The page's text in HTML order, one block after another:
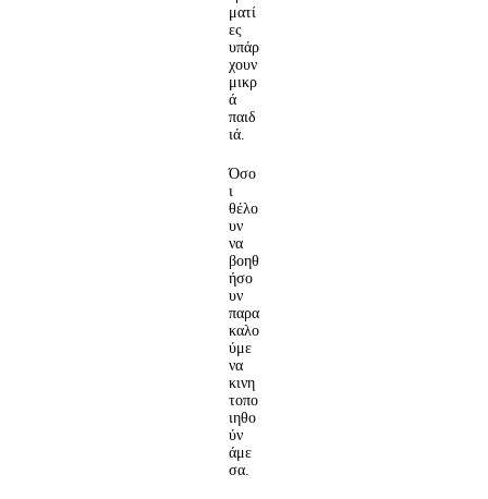
ματί
ες
υπάρ
χουν
μικρ
ά
παιδ
ιά.
Όσο
ι
θέλο
υν
να
βοηθ
ήσο
υν
παρα
καλο
ύμε
να
κινη
τοπο
ιηθο
ύν
άμε
σα.